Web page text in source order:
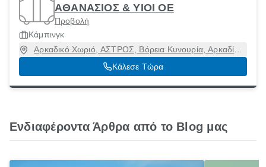
ΑΘΑΝΑΣΙΟΣ & ΥΙΟΙ ΟΕ
Προβολή
Κάμπινγκ
Αρκαδικό Χωριό, ΑΣΤΡΟΣ, Βόρεια Κυνουρία, Αρκαδία,
22006
Κάλεσε Τώρα
Ενδιαφέροντα Άρθρα από το Blog μας